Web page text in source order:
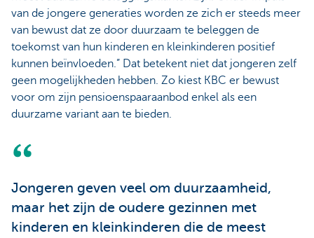
van de jongere generaties worden ze zich er steeds meer
van bewust dat ze door duurzaam te beleggen de
toekomst van hun kinderen en kleinkinderen positief
kunnen beïnvloeden.” Dat betekent niet dat jongeren zelf
geen mogelijkheden hebben. Zo kiest KBC er bewust
voor om zijn pensioenspaaraanbod enkel als een
duurzame variant aan te bieden.
Jongeren geven veel om duurzaamheid,
maar het zijn de oudere gezinnen met
kinderen en kleinkinderen die de meest